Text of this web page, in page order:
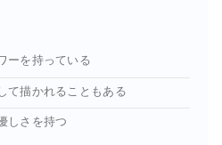
ーを持っている
て描かれることもある
しさを持つ